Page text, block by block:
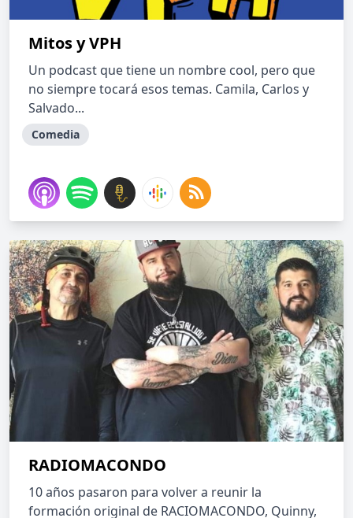
Mitos y VPH
Un podcast que tiene un nombre cool, pero que
no siempre tocará esos temas. Camila, Carlos y
Salvado...
Comedia
RADIOMACONDO
10 años pasaron para volver a reunir la
formación original de RACIOMACONDO, Quinny,